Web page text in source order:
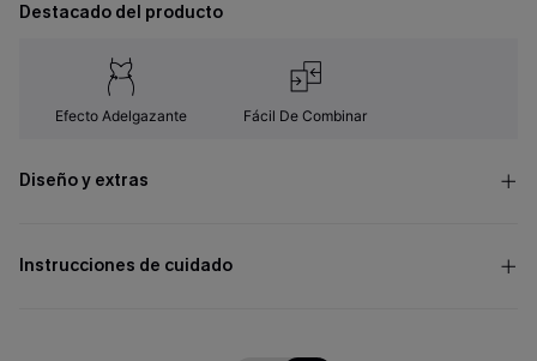
Destacado del producto
Efecto Adelgazante Fácil De Combinar
Diseño y extras
Instrucciones de cuidado